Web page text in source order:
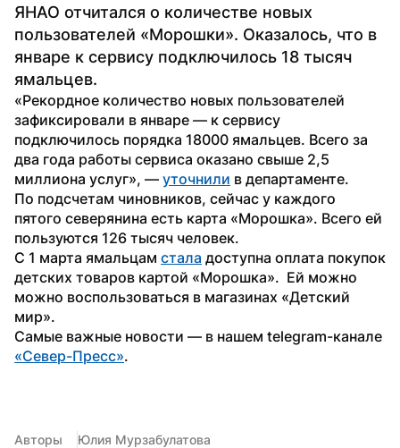
ЯНАО отчитался о количестве новых
пользователей «Морошки». Оказалось, что в
январе к сервису подключилось 18 тысяч
ямальцев.
«Рекордное количество новых пользователей
зафиксировали в январе — к сервису
подключилось порядка 18000 ямальцев. Всего за
два года работы сервиса оказано свыше 2,5
миллиона услуг», — уточнили в департаменте.
По подсчетам чиновников, сейчас у каждого
пятого северянина есть карта «Морошка». Всего ей
пользуются 126 тысяч человек.
С 1 марта ямальцам стала доступна оплата покупок
детских товаров картой «Морошка».  Ей можно
можно воспользоваться в магазинах «Детский
мир».
«Север-Пресс».
Авторы Юлия Мурзабулатова